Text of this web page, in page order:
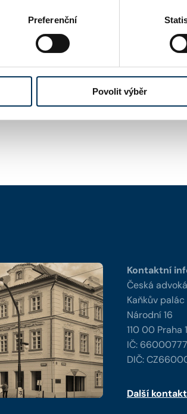
Preferenční
Povolit výběr
u jednotlivých advokátů jsou
advokáta uvedena znalost cizího
cizího státu není pojištěno v
Kontaktní
Česká
Kaňkův palác
Národní 16
110 00 Praha
IČ: 66000777
DIČ:
Další